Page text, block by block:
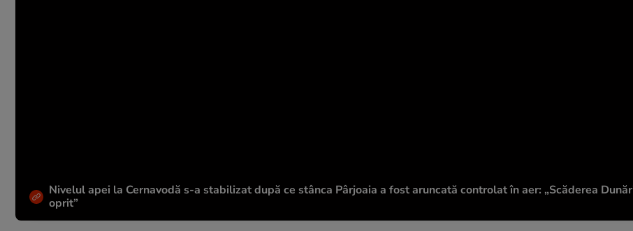
Nivelul apei la Cernavodă s-a stabilizat după ce stânca Pârjoaia a fost aruncată controlat în aer: „Scăderea
oprit”